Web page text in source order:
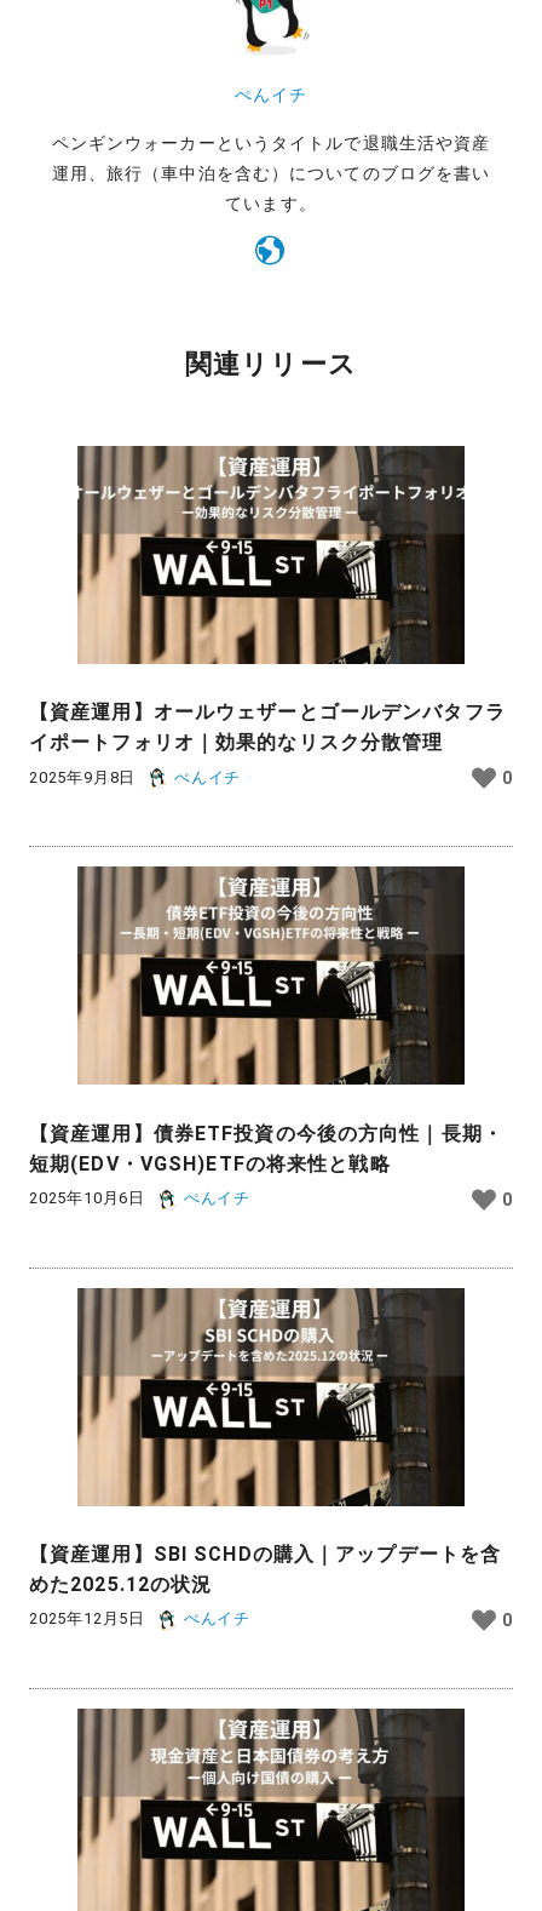
ぺんイチ
ペンギンウォーカーというタイトルで退職生活や資産
運用、旅行（車中泊を含む）についてのブログを書い
ています。
関連リリース
【資産運用】オールウェザーとゴールデンバタフラ
イポートフォリオ｜効果的なリスク分散管理
2025年9月8日 ぺんイチ 0
【資産運用】債券ETF投資の今後の方向性｜長期・
短期(EDV・VGSH)ETFの将来性と戦略
2025年10月6日 ぺんイチ 0
【資産運用】SBI SCHDの購入｜アップデートを含
めた2025.12の状況
2025年12月5日 ぺんイチ 0